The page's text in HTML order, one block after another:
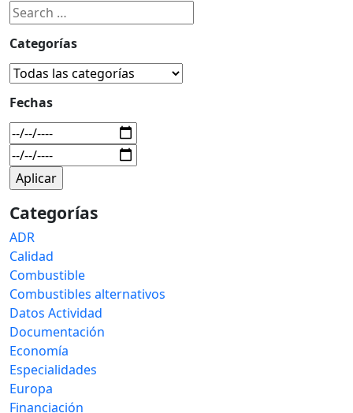
Categorías
Fechas
Categorías
ADR
Calidad
Combustible
Combustibles alternativos
Datos Actividad
Documentación
Economía
Especialidades
Europa
Financiación